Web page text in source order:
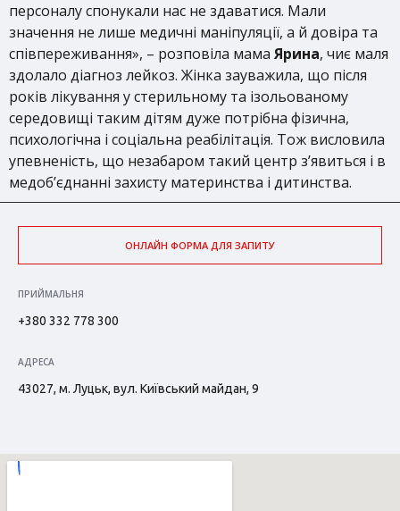
персоналу спонукали нас не здаватися. Мали
значення не лише медичні маніпуляції, а й довіра та
співпереживання», – розповіла мама Ярина, чиє маля
здолало діагноз лейкоз. Жінка зауважила, що після
років лікування у стерильному та ізольованому
середовищі таким дітям дуже потрібна фізична,
психологічна і соціальна реабілітація. Тож висловила
упевненість, що незабаром такий центр з’явиться і в
медоб’єднанні захисту материнства і дитинства.
ОНЛАЙН ФОРМА ДЛЯ ЗАПИТУ
ПРИЙМАЛЬНЯ
+380 332 778 300
АДРЕСА
43027, м. Луцьк, вул. Київський майдан, 9